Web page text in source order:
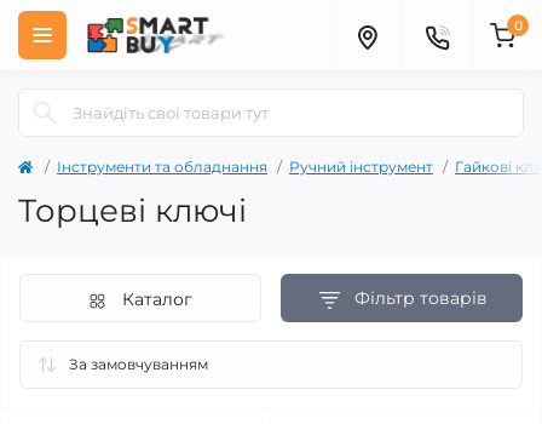
0
Інструменти та обладнання Ручний інструмент Гайкові
Торцеві ключі
Фільтр товарів
Каталог